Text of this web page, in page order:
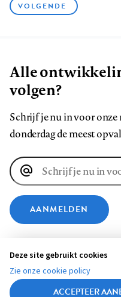
VOLGENDE
Alle
volgen?
Schrijf je nu in voor
donderdag de meest
E-
mailadres
AANMELDEN
VOLG ONS OP
Volg Volg
Deze site gebruikt cookies
Zie onze cookie policy
ACCEPTEER